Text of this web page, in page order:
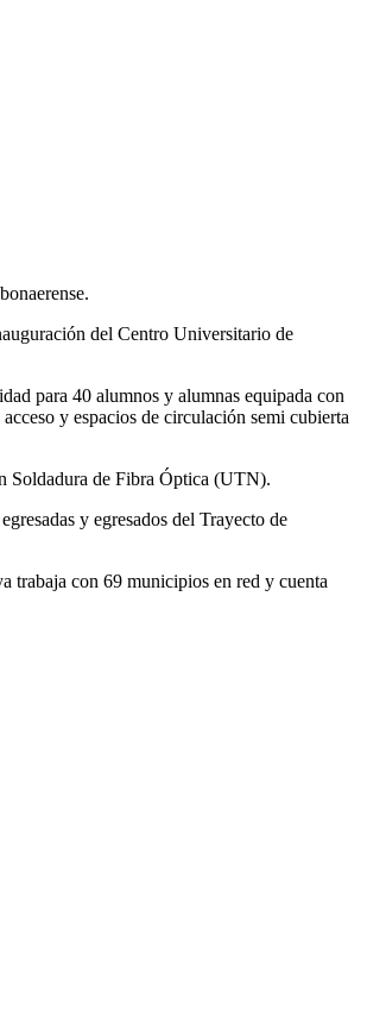
del Centro Universitario de
para 40 alumnos y alumnas equipada con
y espacios de circulación semi cubierta
Soldadura de Fibra Óptica (UTN).
y egresados del Trayecto de
trabaja con 69 municipios en red y cuenta